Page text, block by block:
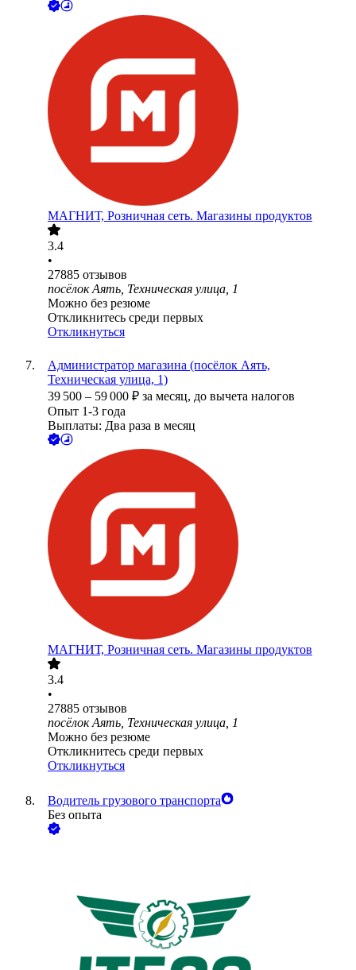
МАГНИТ, Розничная сеть. Магазины продуктов
3.4
•
27885 отзывов
посёлок Аять, Техническая улица, 1
Можно без резюме
Откликнитесь среди первых
Откликнуться
Администратор магазина (посёлок Аять,
Техническая улица, 1)
39 500 – 59 000 ₽ за месяц, до вычета налогов
Опыт 1-3 года
Выплаты: Два раза в месяц
МАГНИТ, Розничная сеть. Магазины продуктов
3.4
•
27885 отзывов
посёлок Аять, Техническая улица, 1
Можно без резюме
Откликнитесь среди первых
Откликнуться
Водитель грузового транспорта
Без опыта